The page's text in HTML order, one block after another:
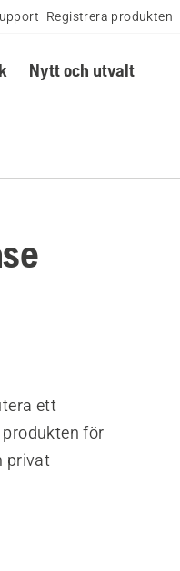
Registrera produkten
Nytt och utvalt
ett
för
privat